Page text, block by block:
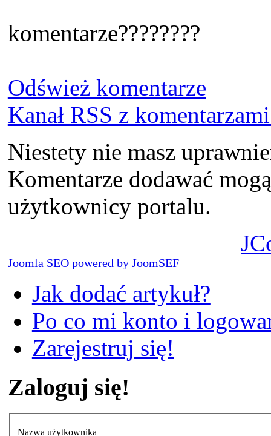
komentarze????????
Odśwież komentarze
Kanał RSS z
Niestety nie masz
Komentarze dodawać
użytkownicy portalu.
Joomla SEO powered by JoomSEF
Jak dodać artykuł?
Po co mi konto i
Zarejestruj się!
Zaloguj się!
Nazwa użytkownika